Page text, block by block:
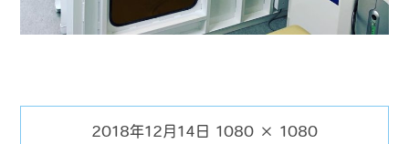
投
2018年12月14日
フ
1080 × 1080